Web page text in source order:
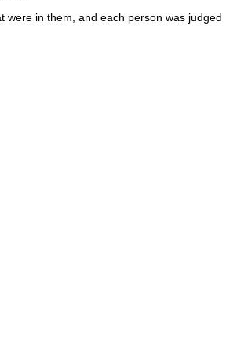
were in them, and each person was judged